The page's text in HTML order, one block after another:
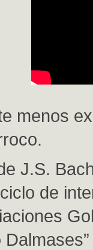
menos
J.S.
de